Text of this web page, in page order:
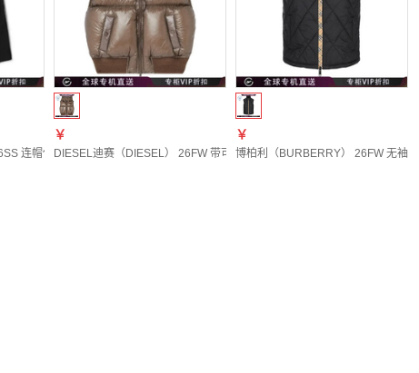
连帽休闲外套 女士 图色81114731 20 | UK-8
￥
DIESEL迪赛（DIESEL） 26FW 带可拆卸帽子防撕裂马甲 女士 图色
￥
博柏利（BURBERRY） 26FW 无袖